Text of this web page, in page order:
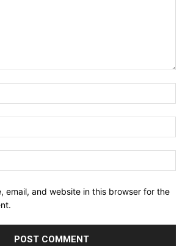
email, and website in this browser for the